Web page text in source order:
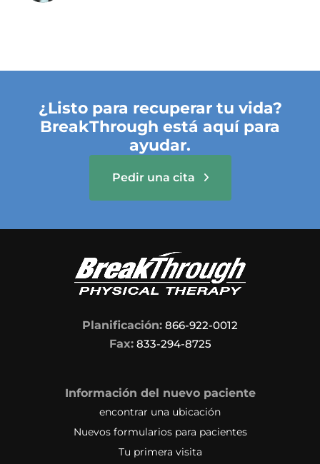
¿Listo para recuperar tu vida?
BreakThrough está aquí para
ayudar.
Pedir una cita
Planificación: 866-922-0012
Fax:833-294-8725
Información del nuevo paciente
encontrar una ubicación
Nuevos formularios para pacientes
Tu primera visita